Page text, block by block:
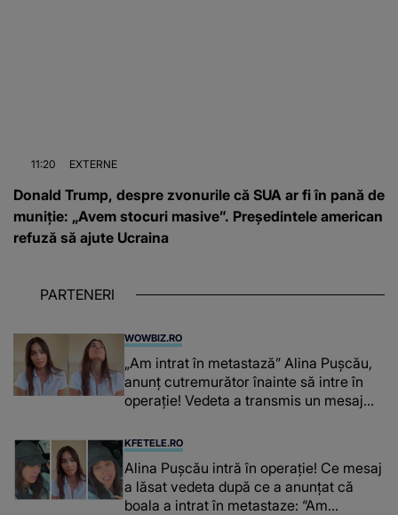
11:20 EXTERNE
Donald Trump, despre zvonurile că SUA ar fi în pană de
muniție: „Avem stocuri masive”. Președintele american
refuză să ajute Ucraina
PARTENERI
WOWBIZ.RO
„Am intrat în metastază” Alina Pușcău,
anunț cutremurător înainte să intre în
operație! Vedeta a transmis un mesaj
KFETELE.RO
Alina Pușcău intră în operație! Ce mesaj
a lăsat vedeta după ce a anunțat că
boala a intrat în metastaze: “Am